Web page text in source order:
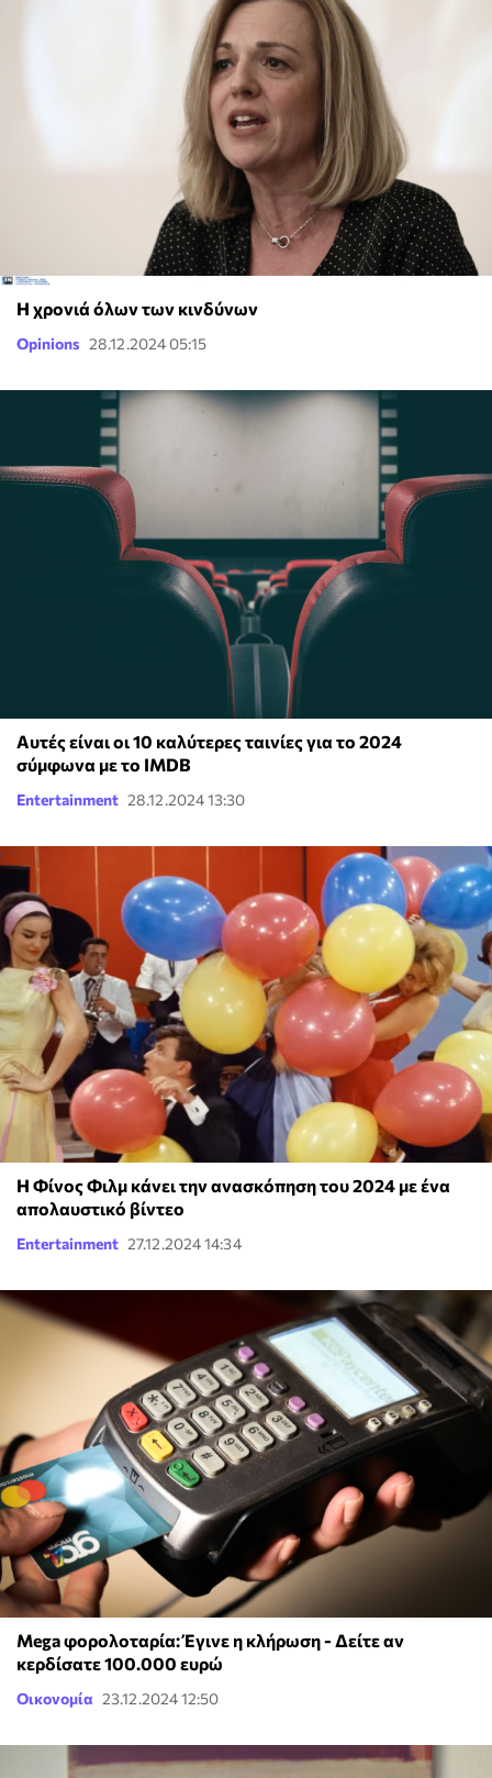
Η χρονιά όλων των κινδύνων
Opinions 28.12.2024 05:15
Aυτές είναι οι 10 καλύτερες ταινίες για το 2024
σύμφωνα με το IMDB
Entertainment 28.12.2024 13:30
H Φίνος Φιλμ κάνει την ανασκόπηση του 2024 με ένα
απολαυστικό βίντεο
Entertainment 27.12.2024 14:34
Mega φορολοταρία: Έγινε η κλήρωση - Δείτε αν
κερδίσατε 100.000 ευρώ
Οικονομία 23.12.2024 12:50